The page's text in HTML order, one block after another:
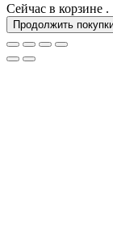
Сейчас в корзине .
Продолжить